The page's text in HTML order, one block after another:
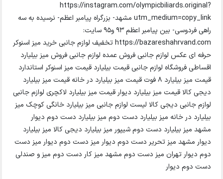
https://instagram.com/olympicbiliards.original?
utm_medium=copy_link مشهد- بزرگراه پیامبر اعظم- نرسیده به سه
راهی فردوسی- بین پیامبر اعظم 93 و95 سایت:
https://bazareshahrvand.com تخفیف لوازم جانبی خرید میز اسنوکر
حرفه ای عکس لوازم جانبی فروش عمده لوازم جانبی فروش میز بیلیارد
اقساطی فروشگاه لوازم جانبی قیمت بیلیارد قیمت میز اسنوکر استاندارد
قیمت میز بیلیارد 8 فوت قیمت میز بیلیارد در خانه قیمت میز بیلیارد
دیجی کالا قیمت میز بیلیارد دیوار قیمت میز بیلیارد لاکچری لوازم جانبی
لوازم جانبی دیجی کالا لیست لوازم جانبی میز بیلیارد خانگی کوچک میز
بیلیارد در خانه میز بیلیارد دست دوم میز بیلیارد دست دوم دیوار
مشهد میز بیلیارد دست دوم شیپور میز بیلیارد دیجی کالا میز بیلیارد
دیوار مشهد میز تحریر دست دوم دیوار میز دست دوم دیوار میز دست
دوم دیوار تهران میز دست دوم مشهد میز کار دست دوم میز و صندلی
دست دوم دیوار